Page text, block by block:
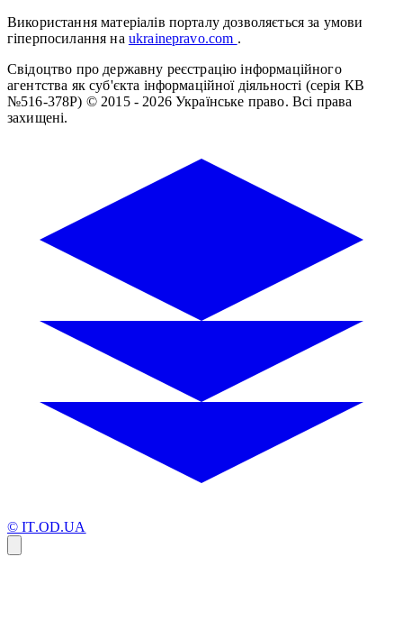
Використання матеріалів порталу дозволяється за умови
гіперпосилання на ukrainepravo.com .
Свідоцтво про державну реєстрацію інформаційного
агентства як суб'єкта інформаційної діяльності (серія КВ
№516-378Р) © 2015 - 2026 Українське право. Всі права
захищені.
© IT.OD.UA